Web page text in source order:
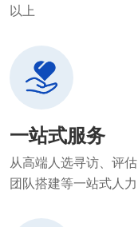
以上
一站式服务
从高端人选寻访、评
团队搭建等一站式人